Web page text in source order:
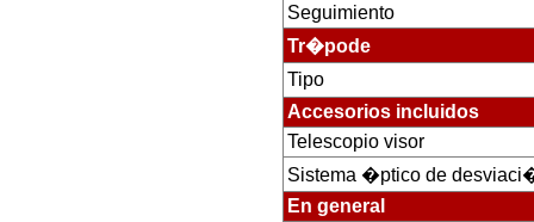
Seguimiento
Tr�pode
Tipo
Accesorios incluidos
Telescopio visor
Sistema �ptico de
En general